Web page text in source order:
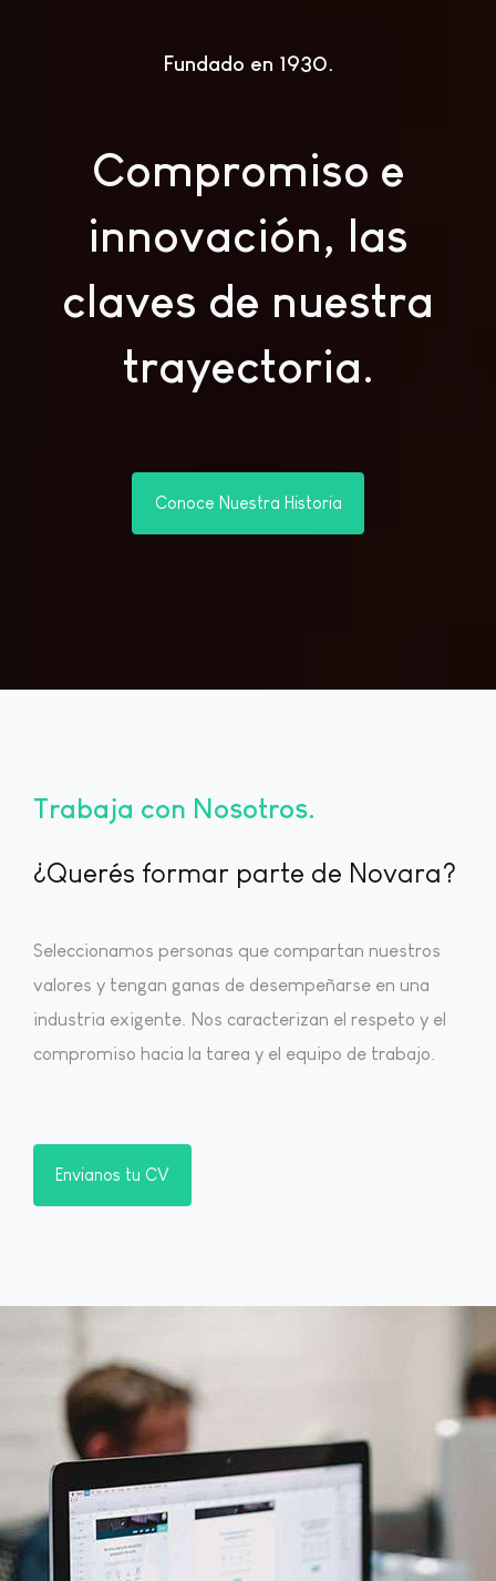
Fundado en 1930
Compromiso e
innovación, las
claves de nuestra
trayectoria.
Conoce Nuestra Historia
Trabaja con Nosotros
¿Querés formar parte de Novara?
Seleccionamos personas que compartan nuestros
valores y tengan ganas de desempeñarse en una
industria exigente. Nos caracterizan el respeto y el
compromiso hacia la tarea y el equipo de trabajo.
Envianos tu CV